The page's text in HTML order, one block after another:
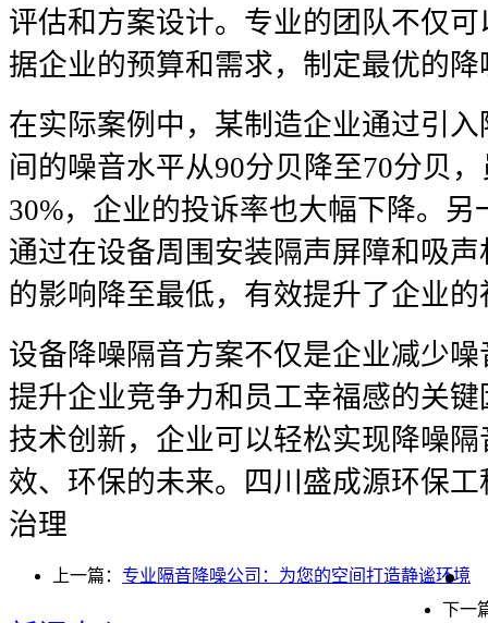
评估和方案设计。专业的团队不仅
据企业的预算和需求，制定最优的降
在实际案例中，某制造企业通过引
间的噪音水平从90分贝降至70分贝
30%，企业的投诉率也大幅下降。
通过在设备周围安装隔声屏障和吸
的影响降至最低，有效提升了企业
设备降噪隔音方案不仅是企业减少
提升企业竞争力和员工幸福感的关
技术创新，企业可以轻松实现降噪
效、环保的未来。四川盛成源环保
治理
上一篇： 专业隔音降噪公司：为您的空间打造静谧环境
下一